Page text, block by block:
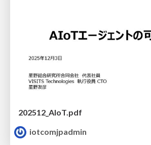
202512_AIoT.pdf
iotcomjpadmin